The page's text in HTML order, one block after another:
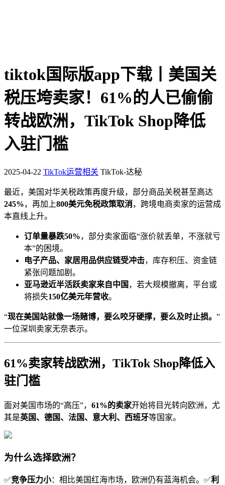
tiktok国际版app下载丨美国关
税压垮卖家！61%的人已偷偷
转战欧洲，TikTok Shop降低
入驻门槛
2025-04-22 TikTok运营相关 TikTok-达秘
最近，美国对华关税政策再度升级，部分商品关税甚至高达
245%，再加上800美元免税政策取消，跨境电商卖家的运营成
本直线上升。
订单量暴跌50%，部分卖家面临“涨价就丢单，不涨就亏
本”的困境。
电子产品、家居用品供应链受冲击，库存积压、资金链
紧张问题加剧。
亚马逊近半活跃卖家来自中国 ，若大规模撤离，平台或
将损失150亿美元年营收。
“现在美国站就像一场赌博，要么咬牙硬撑，要么及时止损。 ”
一位深圳卖家无奈表示。
61%卖家转战欧洲，TikTok Shop降低入
驻门槛
面对美国市场的“高压”， 61%的卖家开始将目光转向欧洲，尤
其是英国、德国、法国、意大利、西班牙等国家。
为什么选择欧洲？
✅竞争压力小：相比美国红海市场，欧洲仍有蓝海机会。✅利